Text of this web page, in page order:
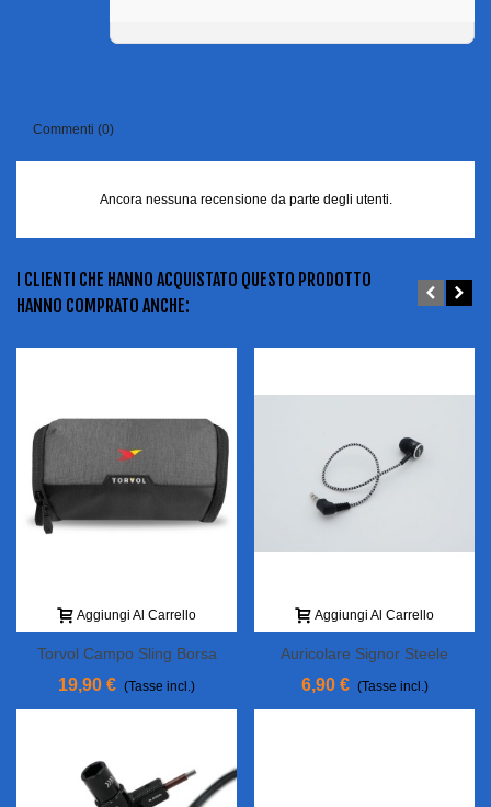
Commenti (0)
Ancora nessuna recensione da parte degli utenti.
I CLIENTI CHE HANNO ACQUISTATO QUESTO PRODOTTO
HANNO COMPRATO ANCHE:
Aggiungi Al Carrello
Torvol Campo Sling Borsa
Freestyle
19,90 € (Tasse incl.)
Aggiungi Al Carrello
Auricolare Signor Steele
6,90 € (Tasse incl.)